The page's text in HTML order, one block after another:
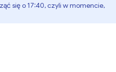
się o 17:40, czyli w momencie,